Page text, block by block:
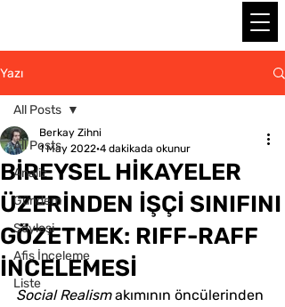
Yazı
All Posts
Analiz
Gündem
Söyleşi
Afiş İnceleme
Liste
All Posts
BİREYSEL HİKAYELER
ÜZERİNDEN İŞÇİ SINIFINI
GÖZETMEK: RIFF-RAFF
İNCELEMESİ
Berkay Zihni
1 May 2022 4 dakikada okunur
Social Realism akımının öncülerinden